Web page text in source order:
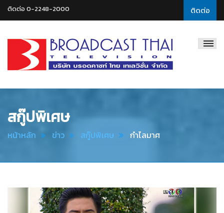
ติดต่อ
ติดต่อ 0-2248-2000
Thai
สกู๊ปพิเศษ
หน้าหลัก ข่าว สกู๊ปพิเศษ กำไลมาศ